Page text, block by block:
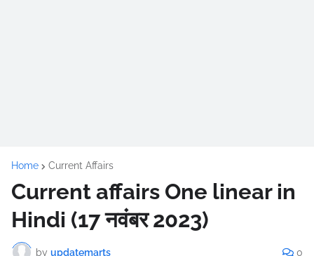
Home Current Affairs
Current affairs One linear in
Hindi (17 नवंबर 2023)
by updatemarts 0